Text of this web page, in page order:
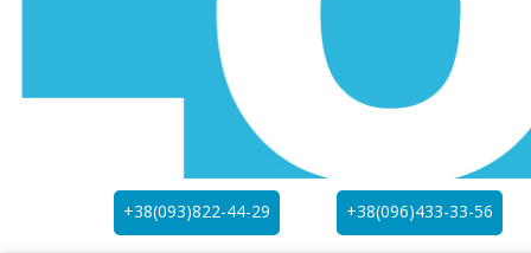
+38(093)822-44-29 +38(096)433-33-56